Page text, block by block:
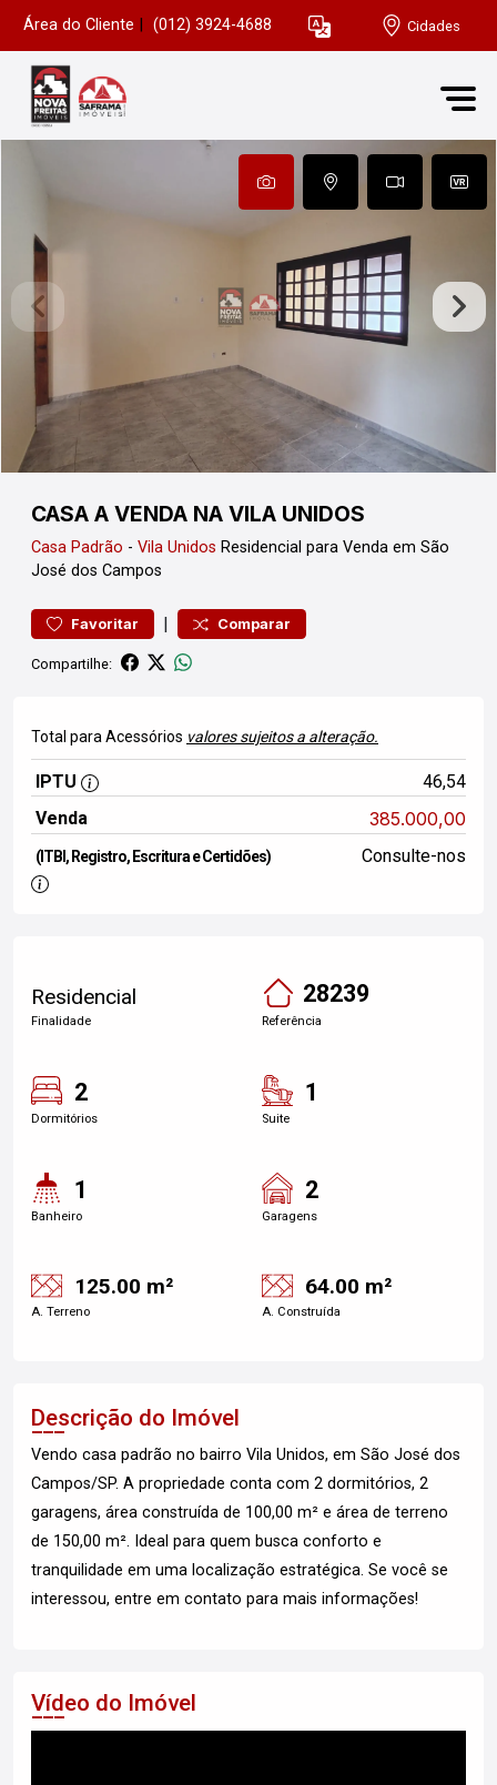
Área do Cliente (012) 3924-4688 Cidades
CASA A VENDA NA VILA UNIDOS
Casa Padrão - Vila Unidos Residencial para Venda em São
José dos Campos
Favoritar | Comparar
Compartilhe:
Total para Acessórios valores sujeitos a alteração.
IPTU
46,54
Venda
385.000,00
(ITBI, Registro, Escritura e Certidões) Consulte-nos
Residencial
Finalidade
28239
Referência
2
Dormitórios
1
Suite
1
Banheiro
2
Garagens
125.00 m²
A. Terreno
64.00 m²
A. Construída
Descrição do Imóvel
Vendo casa padrão no bairro Vila Unidos, em São José dos
Campos/SP. A propriedade conta com 2 dormitórios, 2
garagens, área construída de 100,00 m² e área de terreno
de 150,00 m². Ideal para quem busca conforto e
tranquilidade em uma localização estratégica. Se você se
interessou, entre em contato para mais informações!
Vídeo do Imóvel